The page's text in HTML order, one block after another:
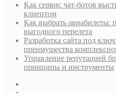
Как сервис чат-ботов
клиентом
Как выбрать авиабилеты:
выгодного перелета
Разработка сайта под
преимущества
Управление репутацией
принципы и инструменты